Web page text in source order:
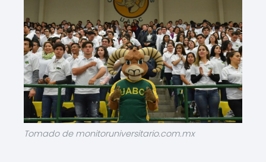
Tomado de monitoruniversitario.com.mx